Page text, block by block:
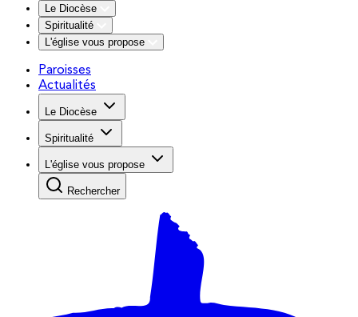
Le Diocèse
Spiritualité
L'église vous propose
Paroisses
Actualités
Le Diocèse
Spiritualité
L'église vous propose
Rechercher